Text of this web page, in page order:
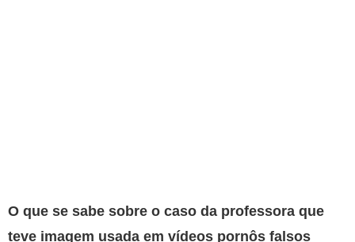
O que se sabe sobre o caso da professora que
teve imagem usada em vídeos pornôs falsos